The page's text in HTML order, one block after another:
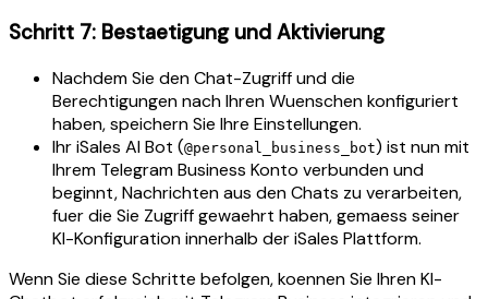
Schritt 7: Bestaetigung und Aktivierung
Nachdem Sie den Chat-Zugriff und die
Berechtigungen nach Ihren Wuenschen konfiguriert
haben, speichern Sie Ihre Einstellungen.
Ihr iSales AI Bot (@personal_business_bot) ist nun mit
Ihrem Telegram Business Konto verbunden und
beginnt, Nachrichten aus den Chats zu verarbeiten,
fuer die Sie Zugriff gewaehrt haben, gemaess seiner
KI-Konfiguration innerhalb der iSales Plattform.
Wenn Sie diese Schritte befolgen, koennen Sie Ihren KI-